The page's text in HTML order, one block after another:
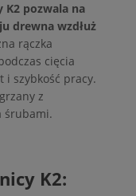
K2 pozwala na
drewna wzdłuż
rączka
cięcia
i szybkość pracy.
z
śrubami.
K2: